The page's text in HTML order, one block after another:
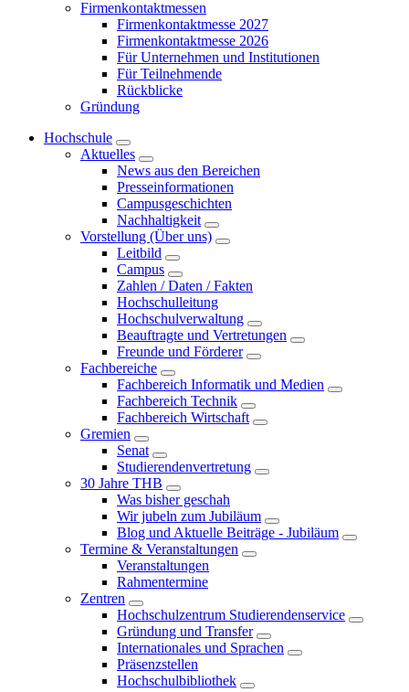
Firmenkontaktmessen
Firmenkontaktmesse 2027
Firmenkontaktmesse 2026
Für Unternehmen und Institutionen
Für Teilnehmende
Rückblicke
Gründung
Hochschule
Aktuelles
News aus den Bereichen
Presseinformationen
Campusgeschichten
Nachhaltigkeit
Vorstellung (Über uns)
Leitbild
Campus
Zahlen / Daten / Fakten
Hochschulleitung
Hochschulverwaltung
Beauftragte und Vertretungen
Freunde und Förderer
Fachbereiche
Fachbereich Informatik und Medien
Fachbereich Technik
Fachbereich Wirtschaft
Gremien
Senat
Studierendenvertretung
30 Jahre THB
Was bisher geschah
Wir jubeln zum Jubiläum
Blog und Aktuelle Beiträge - Jubiläum
Termine & Veranstaltungen
Veranstaltungen
Rahmentermine
Zentren
Hochschulzentrum Studierendenservice
Gründung und Transfer
Internationales und Sprachen
Präsenzstellen
Hochschulbibliothek